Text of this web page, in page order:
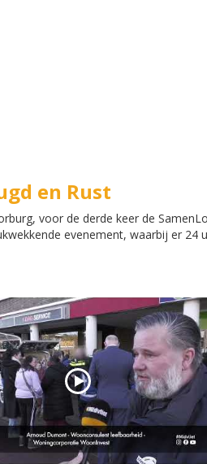
en Rust
voor de derde keer de
evenement, waarbij er